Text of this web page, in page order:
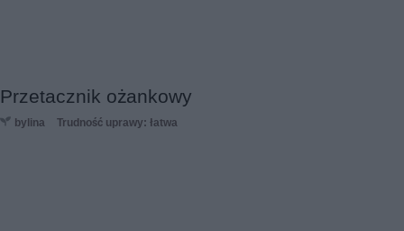
Przetacznik ożankowy
bylina Trudność uprawy: łatwa